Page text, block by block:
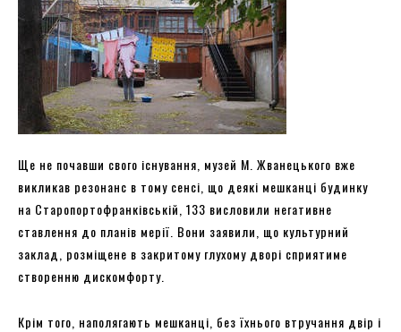
Ще не почавши свого існування, музей М. Жванецького вже
викликав резонанс в тому сенсі, що деякі мешканці будинку
на Старопортофранківській, 133 висловили негативне
ставлення до планів мерії. Вони заявили, що культурний
заклад, розміщене в закритому глухому дворі сприятиме
створенню дискомфорту.
Крім того, наполягають мешканці, без їхнього втручання двір і